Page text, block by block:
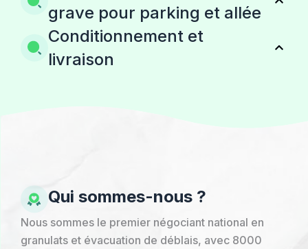
grave pour parking et allée
Conditionnement et
livraison
Qui sommes-nous ?
Nous sommes le premier négociant national en
granulats et évacuation de déblais, avec 8000